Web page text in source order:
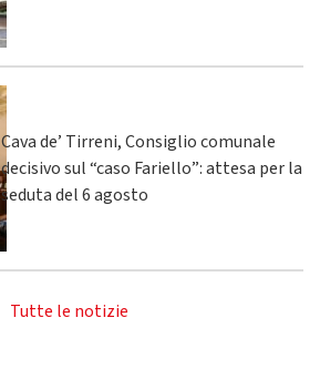
Cava de’ Tirreni, Consiglio comunale
decisivo sul “caso Fariello”: attesa per la
seduta del 6 agosto
Tutte le notizie